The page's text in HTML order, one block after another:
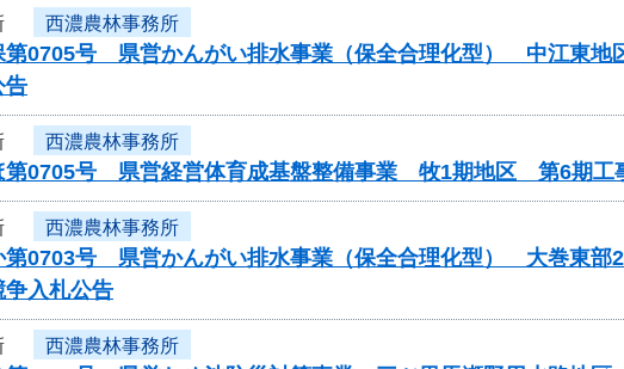
西濃農林事務所
第0705号 県営かんがい排水事業（保全合理化型） 中江東
告
西濃農林事務所
第0705号 県営経営体育成基盤整備事業 牧1期地区 第6期工
西濃農林事務所
第0703号 県営かんがい排水事業（保全合理化型） 大巻東
入札公告
西濃農林事務所